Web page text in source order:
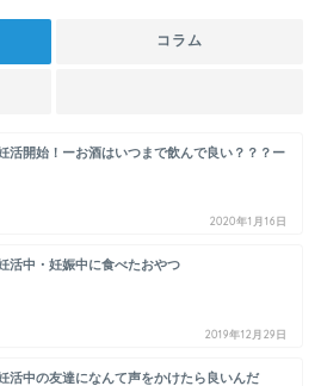
コラム
活開始！ーお酒はいつまで飲んで良い？？？ー
2020年1月16日
活中・妊娠中に食べたおやつ
2019年12月29日
活中の友達になんて声をかけたら良いんだ